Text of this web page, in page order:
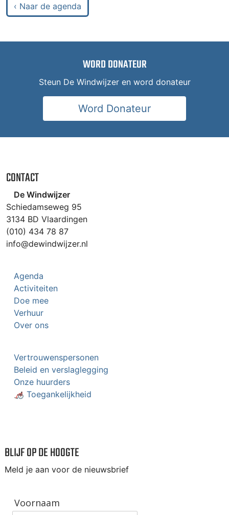
‹ Naar de agenda
WORD DONATEUR
Steun De Windwijzer en word donateur
Word Donateur
CONTACT
De Windwijzer
Schiedamseweg 95
3134 BD Vlaardingen
(010) 434 78 87
info@dewindwijzer.nl
Agenda
Activiteiten
Doe mee
Verhuur
Over ons
Vertrouwenspersonen
Beleid en verslaglegging
Onze huurders
🦽 Toegankelijkheid
BLIJF OP DE HOOGTE
Meld je aan voor de nieuwsbrief
Voornaam